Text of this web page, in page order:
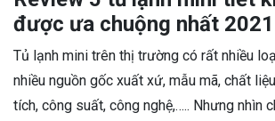
được ưa chuộng nhất 2021
Tủ lạnh mini trên thị trường có rất nhiều
nhiều nguồn gốc xuất xứ, mẫu mã, chất
tích, công suất, công nghệ,….. Nhưng nhìn